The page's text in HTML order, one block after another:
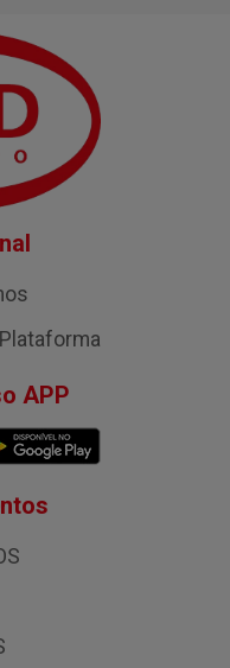
APP